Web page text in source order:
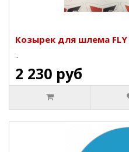
Козырек для шлема FLY
..
2 230 руб